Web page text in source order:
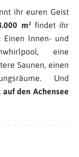
ihr euren Geist
m²findet ihr
Einen Innen- und
eine
Saunen, einen
Und
den Achensee